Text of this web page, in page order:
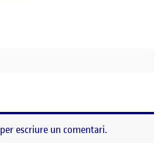
per escriure un comentari.